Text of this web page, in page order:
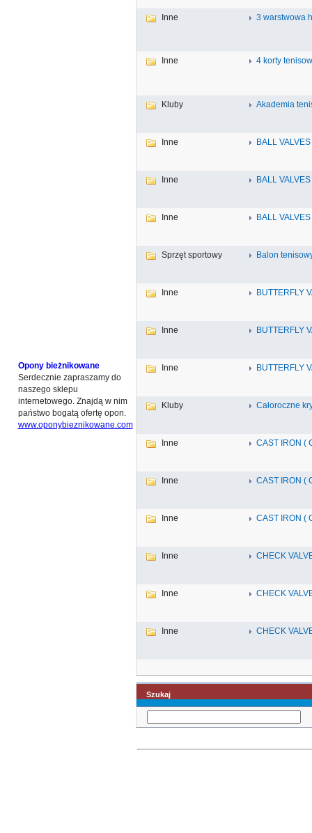
Opony bieżnikowane
Serdecznie zapraszamy do
naszego sklepu
internetowego. Znajdą w nim
państwo bogatą ofertę opon.
www.oponybieznikowane.com
Inne 3 warstwowa
Inne 4 korty
Kluby Akademia
Inne BALL
Inne BALL
Inne BALL
Sprzęt sportowy Balon
Inne BUTTERFLY
Inne BUTTERFLY
Inne BUTTERFLY
Kluby Całoroczne
Inne CAST IRON (
Inne CAST IRON (
Inne CAST IRON (
Inne CHECK
Inne CHECK
Inne CHECK
Szukaj